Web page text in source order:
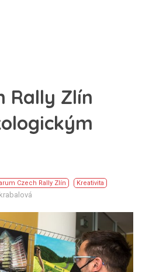
Rally Zlín
Czech Rally Zlín
Kreativita